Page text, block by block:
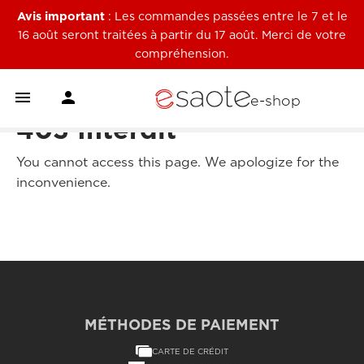
Avis important: Les commandes passées entre le 7 et le
16 août seront traitées à partir du 17 août. Merci de votre
compréhension.
  e-shop
403 Interdit
You cannot access this page. We apologize for the
inconvenience.
MÉTHODES DE PAIEMENT
CARTE DE CRÉDIT